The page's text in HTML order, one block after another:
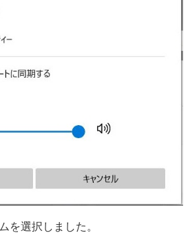
を選択しました。